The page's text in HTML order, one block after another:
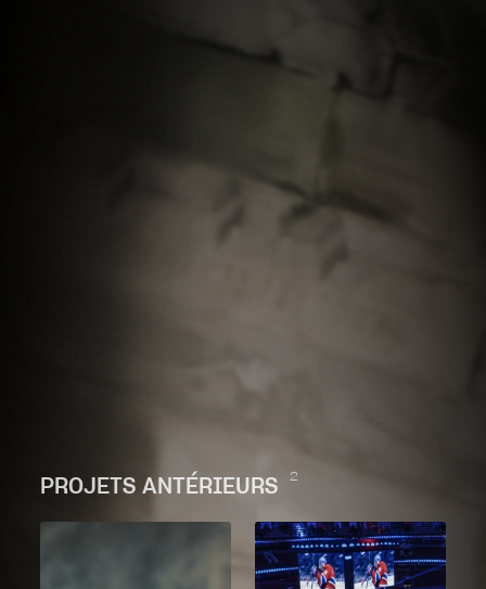
PROJETS ANTÉRIEURS 2